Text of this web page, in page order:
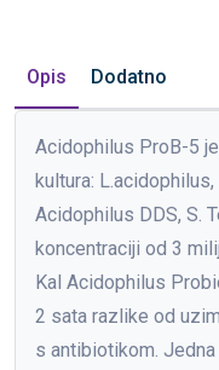
Opis Dodatno
Acidophilus ProB-5
kultura:
Acidophilus DDS, S.
koncentraciji od 3
Kal Acidophilus
2 sata razlike od
s antibiotikom.